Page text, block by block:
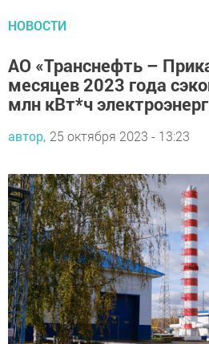
НОВОСТИ
АО «Транснефть –
месяцев 2023 года
млн кВт*ч
автор, 25 октября 2023 - 13:23